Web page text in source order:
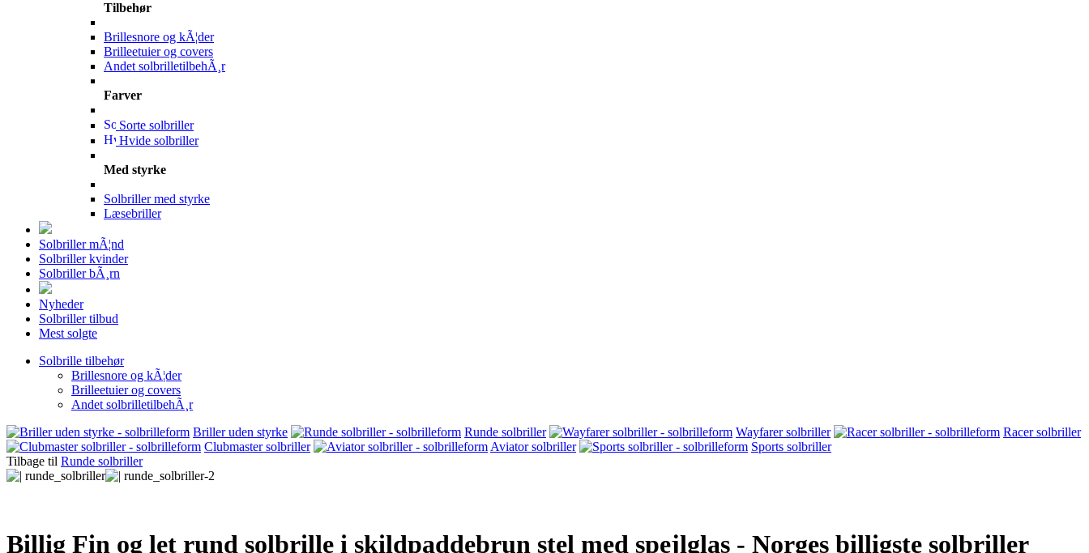
Tilbehør
Brillesnore og kÃ¦der
Brilleetuier og covers
Andet solbrilletilbehÃ¸r
Farver
Sorte solbriller
Hvide solbriller
Med styrke
Solbriller med styrke
Læsebriller
Solbriller mÃ¦nd
Solbriller kvinder
Solbriller bÃ¸rn
Nyheder
Solbriller tilbud
Mest solgte
Solbrille tilbehør
Brillesnore og kÃ¦der
Brilleetuier og covers
Andet solbrilletilbehÃ¸r
Briller uden styrke
Runde solbriller Wayfarer solbriller
Racer solbriller
Clubmaster solbriller
Aviator solbriller
Sports solbriller
Tilbage til Runde solbriller
Billig Fin og let rund solbrille i skildpaddebrun stel med spejlglas - Norges billigste solbriller